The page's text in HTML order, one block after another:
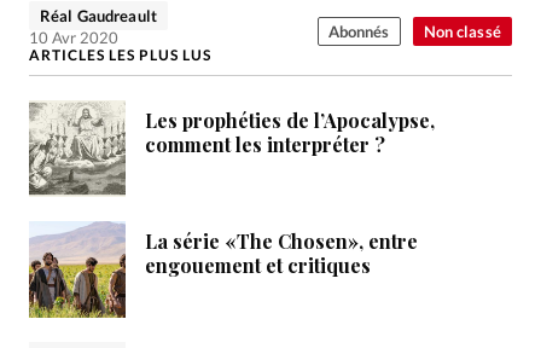
Actualité internationale
Chronique
Culture
Dossier
Eglises Génération réveil
Monde
Opinions
Publireportage
Relations Aujourd'hui
Société
Tour du monde des Eglises
Trait d'Ixène
Vécu
Vie Intérieure
Non classé
Réal Gaudreault
10 Avr 2020
Abonnés
ARTICLES LES PLUS LUS
Les prophéties de l’Apocalypse,
comment les interpréter ?
La série «The Chosen», entre
engouement et critiques